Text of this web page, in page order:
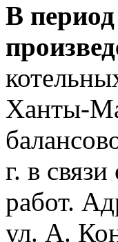
В
Ханты-
г. в
работ.
ул. А.